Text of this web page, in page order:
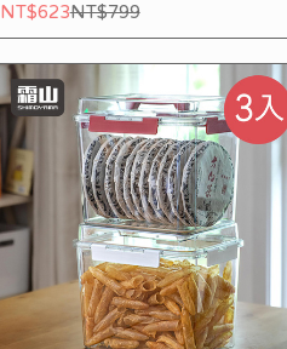
NT$623NT$799